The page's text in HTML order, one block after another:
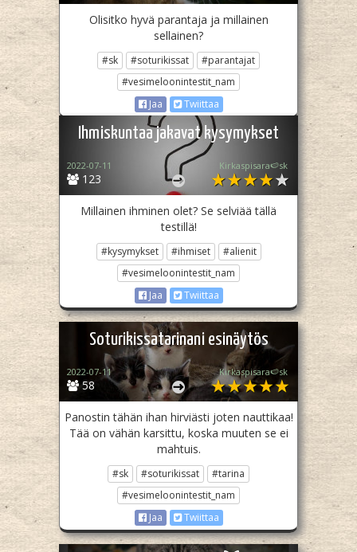
Olisitko hyvä parantaja ja millainen
sellainen?
#sk #soturikissat
#parantajat
#vesimeloonintestit_nam
Jaa
Twiittaa
Ihmiskuntaa jakavat kysymykset
123
2022-07-11 Kirkaspisara🍉sk
Millainen ihminen olet? Se selviää tällä
testillä!
#kysymykset #ihmiset
#alienit
#vesimeloonintestit_nam
Jaa
Twiittaa
Soturikissatarinani esinäytös
58
2022-07-11 Kirkaspisara🍉sk
Panostin tähän ihan hirviästi joten nauttikaa!
Tää on vähän karsittu, koska muuten se ei
mahtuis.
#sk #soturikissat
#tarina
#vesimeloonintestit_nam
Jaa
Twiittaa